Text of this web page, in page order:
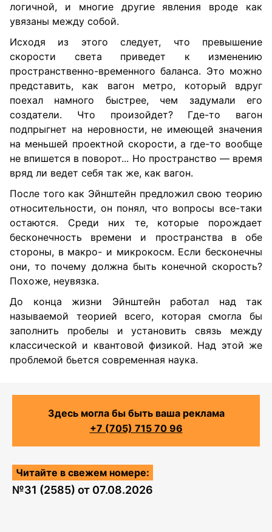
логичной, и многие другие явления вроде как
увязаны между собой.
Исходя из этого следует, что превышение
скорости света приведет к изменению
пространственно-временного баланса. Это можно
представить, как вагон метро, который вдруг
поехал намного быстрее, чем задумали его
создатели. Что произойдет? Где-то вагон
подпрыгнет на неровности, не имеющей значения
на меньшей проектной скорости, а где-то вообще
не впишется в поворот... Но пространство — время
вряд ли ведет себя так же, как вагон.
После того как Эйнштейн предложил свою теорию
относительности, он понял, что вопросы все-таки
остаются. Среди них те, которые порождает
бесконечность времени и пространства в обе
стороны, в макро- и микрокосм. Если бесконечны
они, то почему должна быть конечной скорость?
Похоже, неувязка.
До конца жизни Эйнштейн работал над так
называемой теорией всего, которая смогла бы
заполнить пробелы и установить связь между
классической и квантовой физикой. Над этой же
проблемой бьется современная наука.
Здесь могла бы быть ваша реклама
+7 (705) 715 70 96
Читайте в свежем номере:
№31 (2585) от 07.08.2026